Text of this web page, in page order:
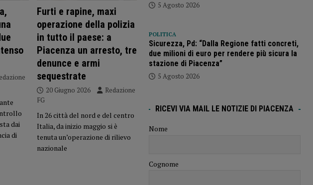
dai
di
Furti e rapine, maxi
operazione della polizia
in tutto il paese: a
Piacenza un arresto, tre
denunce e armi
sequestrate
20 Giugno 2026
Redazione
FG
In 26 città del nord e del centro
Italia, da inizio maggio si è
tenuta un’operazione di rilievo
nazionale
5 Agosto 2026
POLITICA
Sicurezza, Pd: “Dalla Regione fatti concreti,
due milioni di euro per rendere più sicura la
stazione di Piacenza”
5 Agosto 2026
RICEVI VIA MAIL LE NOTIZIE DI PIACENZA
Nome
Cognome